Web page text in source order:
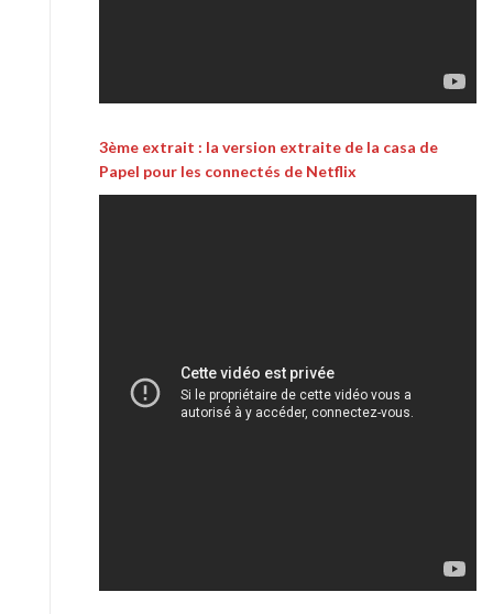
3ème extrait : la version extraite de la casa de
Papel pour les connectés de Netflix